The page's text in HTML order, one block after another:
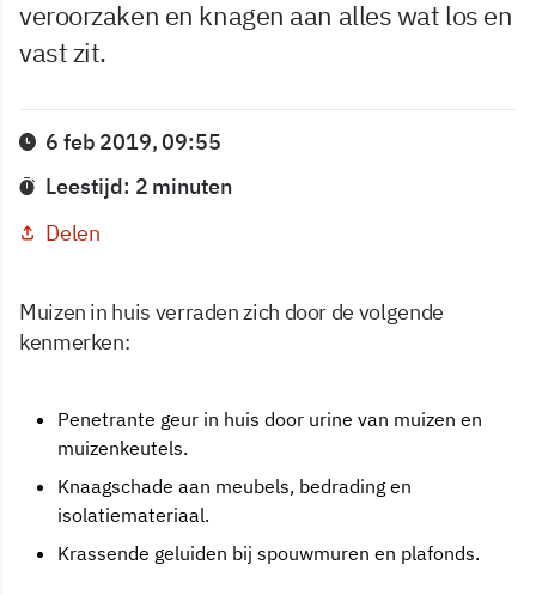
veroorzaken en knagen aan alles wat los en
vast zit.
6 feb 2019, 09:55
Leestijd: 2 minuten
Delen
Muizen in huis verraden zich door de volgende
kenmerken:
Penetrante geur in huis door urine van muizen en
muizenkeutels.
Knaagschade aan meubels, bedrading en
isolatiemateriaal.
Krassende geluiden bij spouwmuren en plafonds.